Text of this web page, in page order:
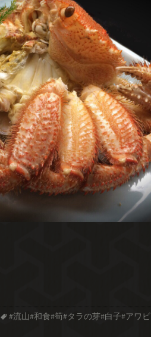
#流山#和食#筍#タラの芽#白子#アワビ